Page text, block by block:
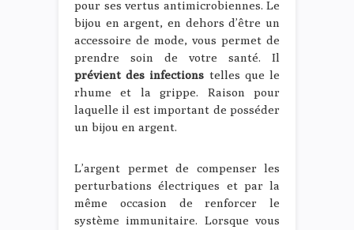
pour ses vertus antimicrobiennes. Le
bijou en argent, en dehors d’être un
accessoire de mode, vous permet de
prendre soin de votre santé. Il
prévient des infections telles que le
rhume et la grippe. Raison pour
laquelle il est important de posséder
un bijou en argent.
L’argent permet de compenser les
perturbations électriques et par la
même occasion de renforcer le
système immunitaire. Lorsque vous